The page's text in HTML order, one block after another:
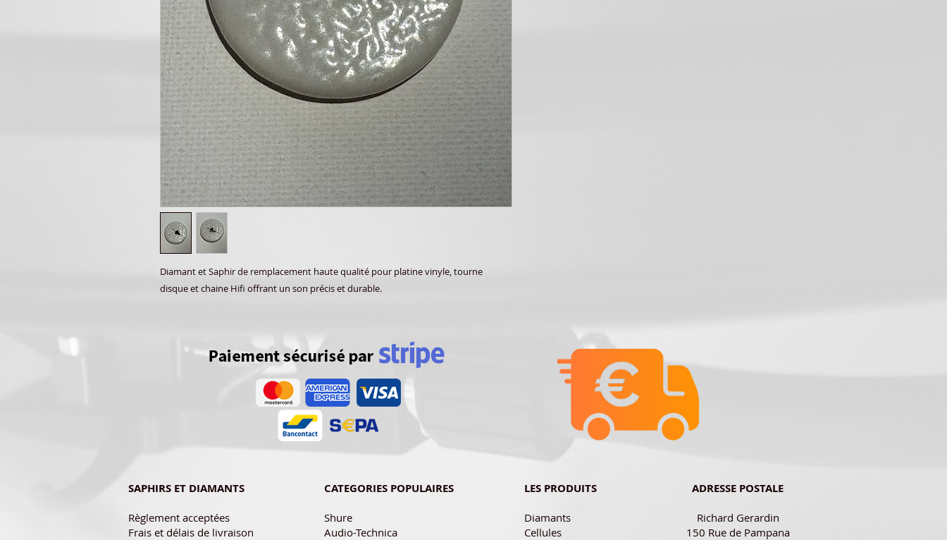
Diamant et Saphir de remplacement haute qualité pour platine vinyle, tourne
disque et chaine Hifi offrant un son précis et durable.
SAPHIRS ET DIAMANTS
Règlement acceptées
Frais et délais de livraison
CATEGORIES POPULAIRES
Shure
Audio-Technica
ADRESSE POSTALE
Richard Gerardin
150 Rue de Pampana
LES PRODUITS
Diamants
Cellules